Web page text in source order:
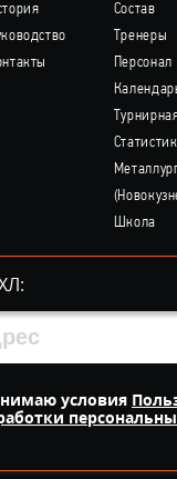
Состав
Тренеры
Персонал
Школа
условия